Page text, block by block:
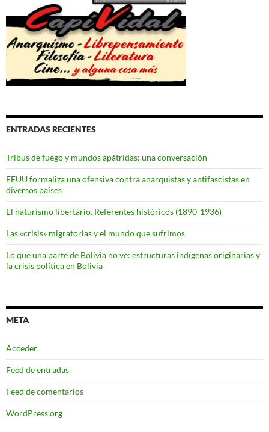
ENTRADAS RECIENTES
Tribus de fuego y mundos apátridas: una conversación
EEUU formaliza una ofensiva contra anarquistas y antifascistas en
diversos países
El naturismo libertario. Referentes históricos (1890-1936)
Las «crisis» migratorias y el mundo que sufrimos
Lo que una parte de Bolivia no ve: estructuras indígenas originarias y
la crisis política en Bolivia
META
Acceder
Feed de entradas
Feed de comentarios
WordPress.org